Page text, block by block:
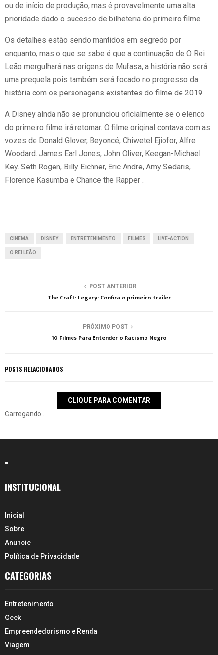
ou de início de produção, mas é provavelmente uma alta
prioridade dado o sucesso de bilheteria do primeiro filme.
Os detalhes estão sendo mantidos em segredo por
enquanto, mas o que se sabe é que a continuação de O Rei
Leão mergulhará nas origens de Mufasa, a história não será
uma prequela pois também será focado no progresso da
história com os personagens existentes do filme de 2019.
A Disney ainda não se pronunciou oficialmente se o elenco
do primeiro filme irá retornar. O filme original contava com as
vozes de Donald Glover, Beyoncé, Chiwetel Ejiofor, Alfre
Woodard, James Earl Jones, John Oliver, Keegan-Michael
Key, Seth Rogen, Billy Eichner, Eric Andre, Amy Sedaris,
Florence Kasumba e Chance the Rapper .
CINEMA DISNEY ENTRETENIMENTO FILMES LIVE-ACTION
O REI LEÃO
POST ANTERIOR
The Craft: Legacy: Confira o primeiro trailer
PRÓXIMO POST
10 Filmes Para Entender o Racismo Negro
POSTS RELACIONADOS
CLIQUE PARA COMENTAR
Carregando...
INSTITUCIONAL
Inicial
Sobre
Anuncie
Política de Privacidade
CATEGORIAS
Entretenimento
Geek
Empreendedorismo e Renda
Viagem